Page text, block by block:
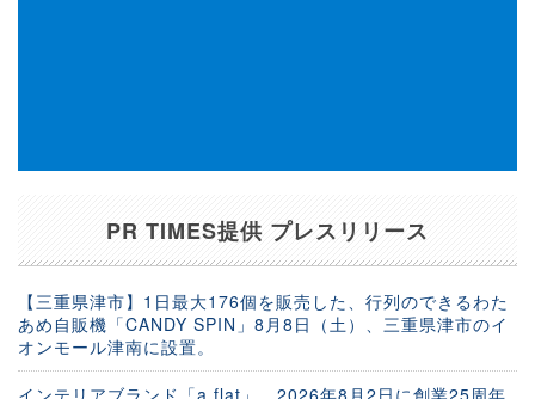
PR TIMES提供 プレスリリース
【三重県津市】1日最大176個を販売した、行列のできるわた
あめ自販機「CANDY SPIN」8月8日（土）、三重県津市のイ
オンモール津南に設置。